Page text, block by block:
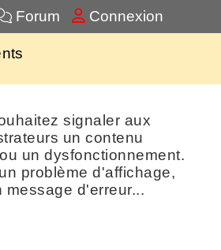
Forum Connexion
signaler aux
un contenu
un dysfonctionnement.
problème d'affichage,
message d'erreur...